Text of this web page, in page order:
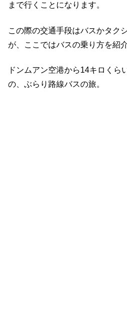
まで行くことになります。
この際の交通手段はバスかタク
が、ここではバスの乗り方を紹
ドンムアン空港から14キロくら
の、ぶらり路線バスの旅。